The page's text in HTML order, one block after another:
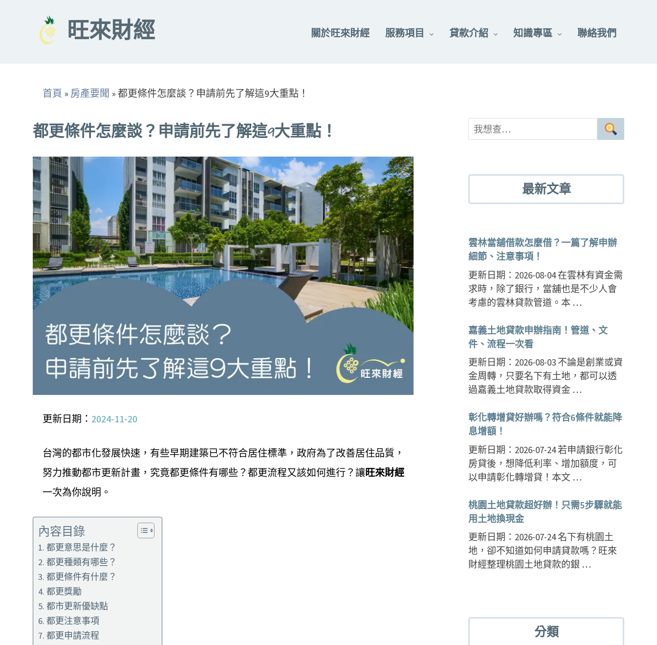
旺來財經 關於旺來財經 服務項目 貸款介紹 知識專區 聯絡我們
首頁 » 房產要聞 » 都更條件怎麼談？申請前先了解這9大重點！
都更條件怎麼談？申請前先了解這9大重點！
更新日期： 2024-11-20
台灣的都市化發展快速，有些早期建築已不符合居住標準，政府為了改善居住品質，
努力推動都市更新計畫，究竟都更條件有哪些？都更流程又該如何進行？讓旺來財經
一次為你說明。
內容目錄
都更意思是什麼？
都更種類有哪些？
都更條件有什麼？
都更獎勵
都市更新優缺點
都更注意事項
都更申請流程
最新文章
雲林當舖借款怎麼借？一篇了解申辦
細節、注意事項！
更新日期：2026-08-04 在雲林有資金需
求時，除了銀行，當舖也是不少人會
考慮的雲林貸款管道。本 …
嘉義土地貸款申辦指南！管道、文
件、流程一次看
更新日期：2026-08-03 不論是創業或資
金周轉，只要名下有土地，都可以透
過嘉義土地貸款取得資金 …
彰化轉增貸好辦嗎？符合6條件就能降
息增額！
更新日期：2026-07-24 若申請銀行彰化
房貸後，想降低利率、增加額度，可
以申請彰化轉增貸！本文 …
桃園土地貸款超好辦！只需5步驟就能
用土地換現金
更新日期：2026-07-24 名下有桃園土
地，卻不知道如何申請貸款嗎？旺來
財經整理桃園土地貸款的銀 …
分類